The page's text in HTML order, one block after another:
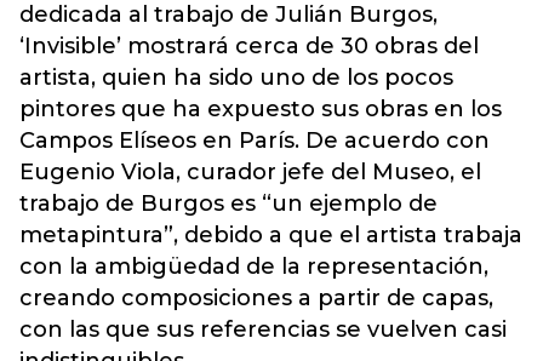
dedicada al trabajo de Julián Burgos,
‘Invisible’ mostrará cerca de 30 obras del
artista, quien ha sido uno de los pocos
pintores que ha expuesto sus obras en los
Campos Elíseos en París. De acuerdo con
Eugenio Viola, curador jefe del Museo, el
trabajo de Burgos es “un ejemplo de
metapintura”, debido a que el artista trabaja
con la ambigüedad de la representación,
creando composiciones a partir de capas,
con las que sus referencias se vuelven casi